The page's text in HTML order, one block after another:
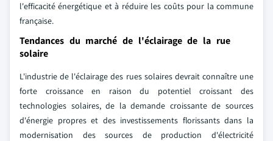
l'efficacité énergétique et à réduire les coûts pour la commune
française.
Tendances du marché de l'éclairage de la rue
solaire
L'industrie de l'éclairage des rues solaires devrait connaître une
forte croissance en raison du potentiel croissant des
technologies solaires, de la demande croissante de sources
d'énergie propres et des investissements florissants dans la
modernisation des sources de production d'électricité